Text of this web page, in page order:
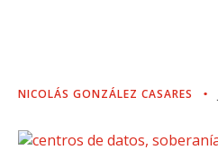
NICOLÁS GONZÁLEZ CASARES